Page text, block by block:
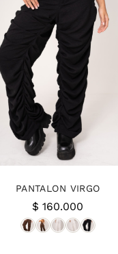
PANTALON VIRGO
$ 160.000